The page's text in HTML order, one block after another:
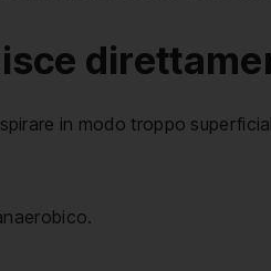
in modo troppo